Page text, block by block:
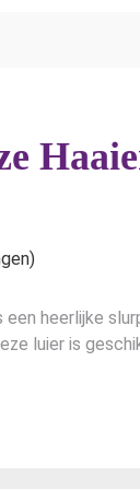
een heerlijke
luier is